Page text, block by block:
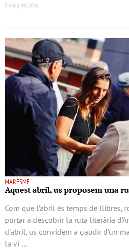
5 maig del 2026
MARESME
Aquest abril, us proposem una
Com que l’abril és temps de llibres,
portar a descobrir la ruta literària
d’abril, us convidem a gaudir d’un
la vi …